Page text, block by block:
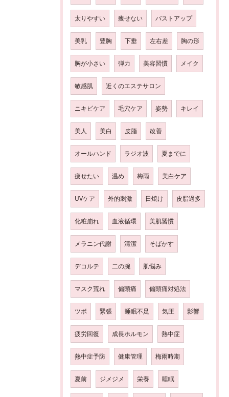
太りやすい 痩せない バストアップ
美乳 豊胸 下垂 左右差 胸の形
胸が小さい 弾力 美容習慣 メイク
敏感肌 近くのエステサロン
ニキビケア 毛穴ケア 姿勢 キレイ
美人 美白 皮脂 改善
オールハンド ラジオ波 夏までに
痩せたい 温め 梅雨 美白ケア
UVケア 外的刺激 日焼け 皮脂過多
化粧崩れ 血液循環 美肌習慣
メラニン代謝 清潔 そばかす
デコルテ 二の腕 肌悩み
マスク荒れ 偏頭痛 偏頭痛対処法
ツボ 緊張 睡眠不足 気圧 影響
疲労回復 成長ホルモン 熱中症
熱中症予防 健康管理 梅雨時期
夏前 ジメジメ 栄養 睡眠